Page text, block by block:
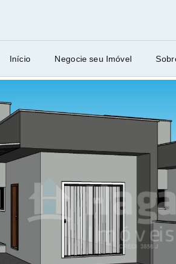
Início Negocie seu Imóvel